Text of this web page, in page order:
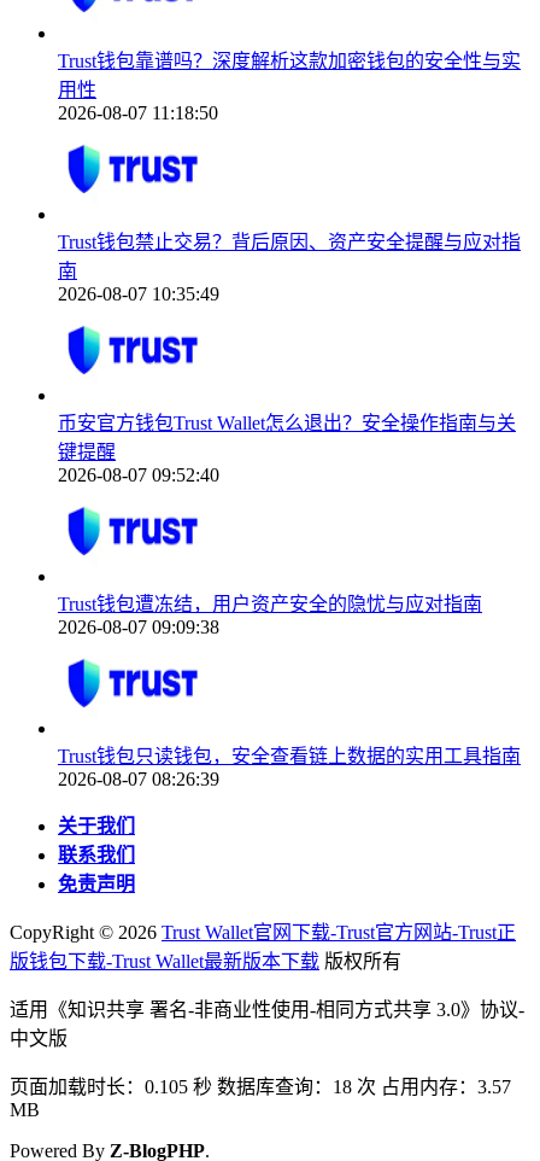
Trust钱包靠谱吗？深度解析这款加密钱包的安全性与实
用性
2026-08-07 11:18:50
Trust钱包禁止交易？背后原因、资产安全提醒与应对指
南
2026-08-07 10:35:49
币安官方钱包Trust Wallet怎么退出？安全操作指南与关
键提醒
2026-08-07 09:52:40
Trust钱包遭冻结，用户资产安全的隐忧与应对指南
2026-08-07 09:09:38
Trust钱包只读钱包，安全查看链上数据的实用工具指南
2026-08-07 08:26:39
关于我们
联系我们
免责声明
CopyRight © 2026 Trust Wallet官网下载-Trust官方网站-Trust正
版钱包下载-Trust Wallet最新版本下载 版权所有
适用《知识共享 署名-非商业性使用-相同方式共享 3.0》协议-
中文版
页面加载时长：0.105 秒 数据库查询：18 次 占用内存：3.57
MB
Powered By Z-BlogPHP.